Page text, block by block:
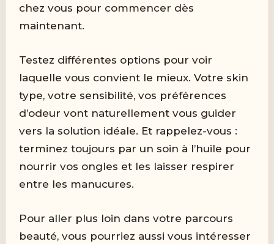
chez vous pour commencer dès
maintenant.
Testez différentes options pour voir
laquelle vous convient le mieux. Votre skin
type, votre sensibilité, vos préférences
d’odeur vont naturellement vous guider
vers la solution idéale. Et rappelez-vous :
terminez toujours par un soin à l’huile pour
nourrir vos ongles et les laisser respirer
entre les manucures.
Pour aller plus loin dans votre parcours
beauté, vous pourriez aussi vous intéresser